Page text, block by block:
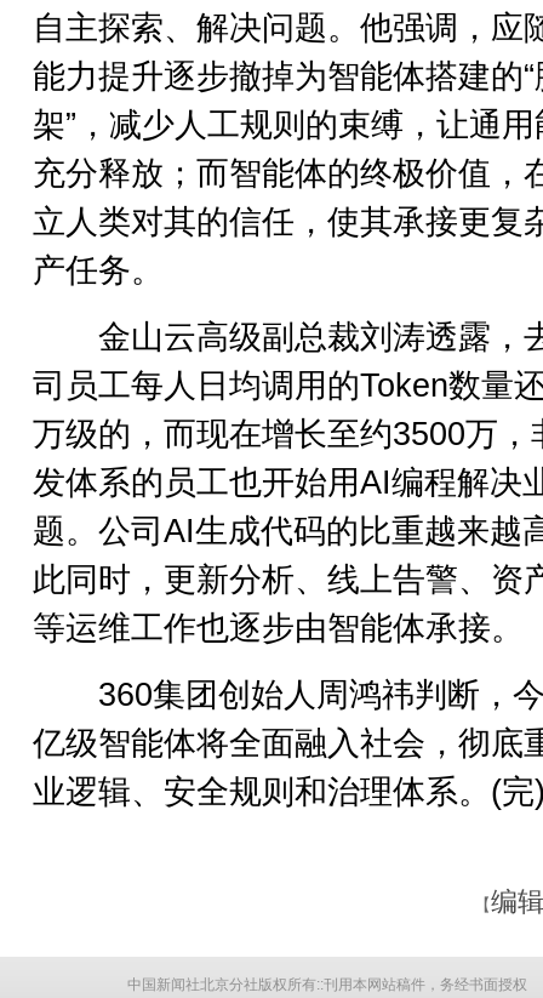
自主探索、解决问题。他强调，应
能力提升逐步撤掉为智能体搭建的
架”，减少人工规则的束缚，让通
充分释放；而智能体的终极价值，
立人类对其的信任，使其承接更复
产任务。
金山云高级副总裁刘涛透露，
司员工每人日均调用的Token数量
万级的，而现在增长至约3500万，
发体系的员工也开始用AI编程解决
题。公司AI生成代码的比重越来越
此同时，更新分析、线上告警、资
等运维工作也逐步由智能体承接。
360集团创始人周鸿祎判断，
亿级智能体将全面融入社会，彻底
业逻辑、安全规则和治理体系。(完
【编
中国新闻社北京分社版权所有::刊用本网站稿件，务经书面授权